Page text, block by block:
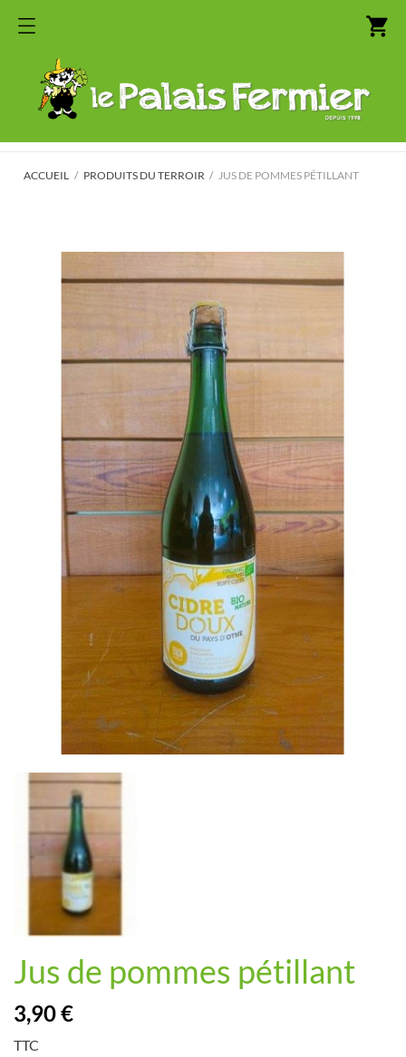
shopping_cart
ACCUEIL PRODUITS DU TERROIR JUS DE POMMES PÉTILLANT
Jus de pommes pétillant
3,90 €
TTC